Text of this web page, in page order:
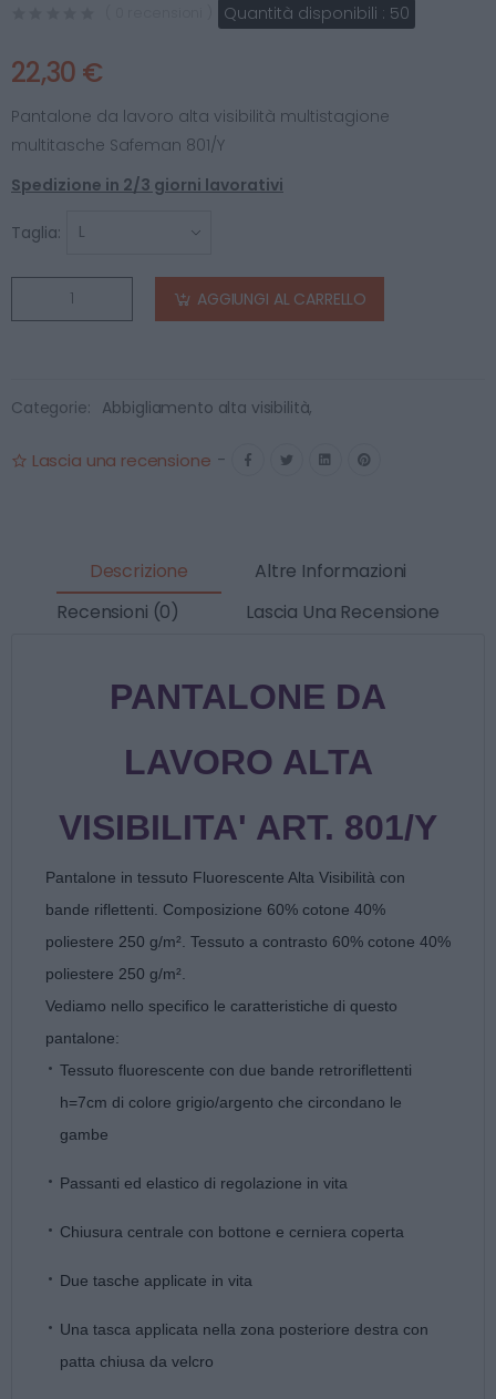
Quantità disponibili : 50
22,30 €
Pantalone da lavoro alta visibilità multistagione
multitasche Safeman 801/Y
Spedizione in 2/3 giorni lavorativi
Taglia:
AGGIUNGI AL CARRELLO
Categorie: Abbigliamento alta visibilità,
Lascia una recensione -
Descrizione
Altre Informazioni
Recensioni (0)
Lascia Una Recensione
PANTALONE DA
LAVORO ALTA
VISIBILITA' ART. 801/Y
Pantalone in tessuto Fluorescente Alta Visibilità con
bande riflettenti. Composizione 60% cotone 40%
poliestere 250 g/m². Tessuto a contrasto 60% cotone 40%
poliestere 250 g/m².
Vediamo nello specifico le caratteristiche di questo
pantalone:
Tessuto fluorescente con due bande retroriflettenti
h=7cm di colore grigio/argento che circondano le
gambe
Passanti ed elastico di regolazione in vita
Chiusura centrale con bottone e cerniera coperta
Due tasche applicate in vita
Una tasca applicata nella zona posteriore destra con
patta chiusa da velcro